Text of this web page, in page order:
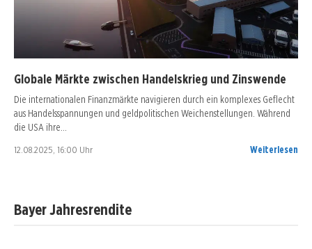
Globale Märkte zwischen Handelskrieg und Zinswende
Die internationalen Finanzmärkte navigieren durch ein komplexes Geflecht
aus Handelsspannungen und geldpolitischen Weichenstellungen. Während
die USA ihre…
12.08.2025, 16:00 Uhr Weiterlesen
Bayer Jahresrendite